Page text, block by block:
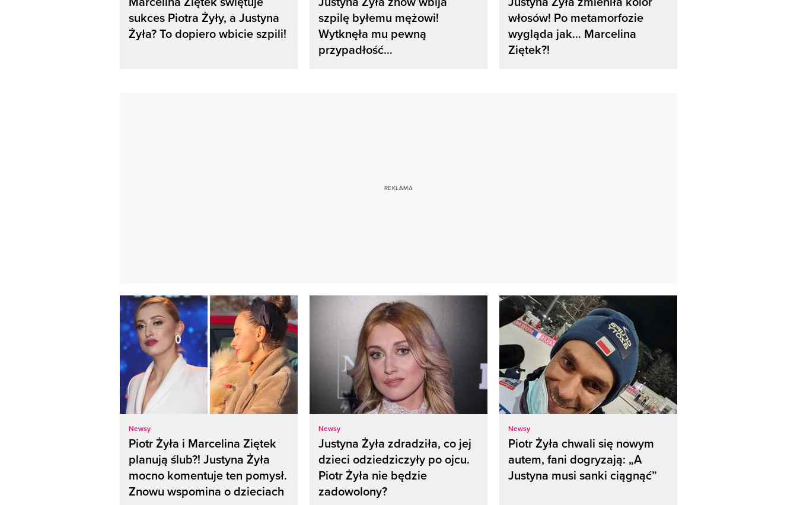
sukces Piotra Żyły, a Justyna
Żyła? To dopiero wbicie szpili!
szpilę byłemu mężowi!
Wytknęła mu pewną
przypadłość…
włosów! Po metamorfozie
wygląda jak… Marcelina
Ziętek?!
Newsy
Piotr Żyła i Marcelina Ziętek
planują ślub?! Justyna Żyła
mocno komentuje ten pomysł.
Znowu wspomina o dzieciach
Newsy
Justyna Żyła zdradziła, co jej
dzieci odziedziczyły po ojcu.
Piotr Żyła nie będzie
zadowolony?
Newsy
Piotr Żyła chwali się nowym
autem, fani dogryzają: „A
Justyna musi sanki ciągnąć”